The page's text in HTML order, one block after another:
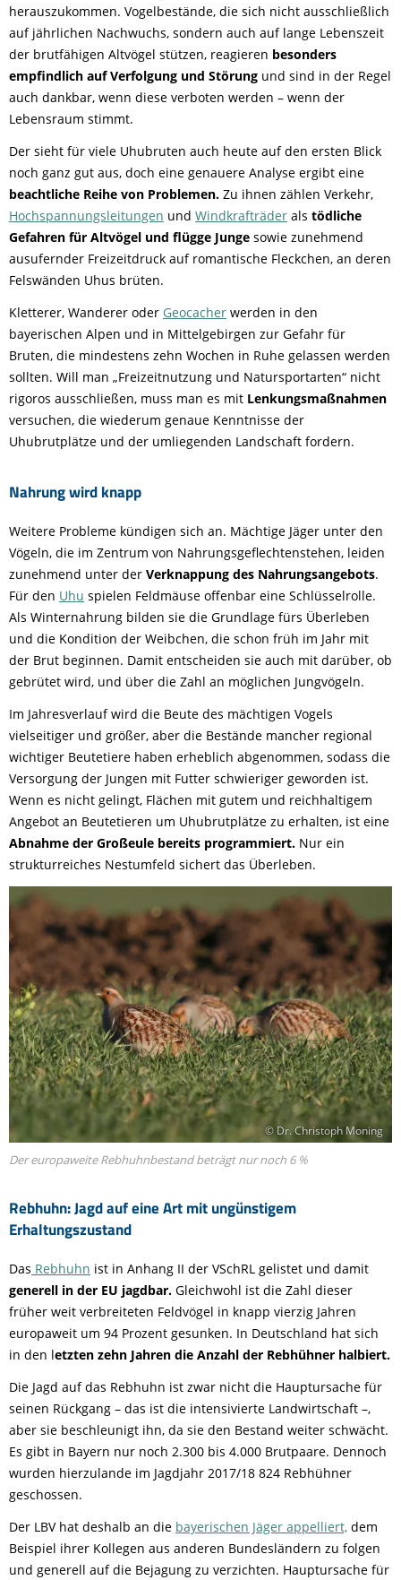
herauszukommen. Vogelbestände, die sich nicht ausschließlich
auf jährlichen Nachwuchs, sondern auch auf lange Lebenszeit
der brutfähigen Altvögel stützen, reagieren besonders
empfindlich auf Verfolgung und Störung und sind in der Regel
auch dankbar, wenn diese verboten werden – wenn der
Lebensraum stimmt.
Der sieht für viele Uhubruten auch heute auf den ersten Blick
noch ganz gut aus, doch eine genauere Analyse ergibt eine
beachtliche Reihe von Problemen. Zu ihnen zählen Verkehr,
Hochspannungsleitungen und Windkrafträder als tödliche
Gefahren für Altvögel und flügge Junge sowie zunehmend
ausufernder Freizeitdruck auf romantische Fleckchen, an deren
Felswänden Uhus brüten.
Kletterer, Wanderer oder Geocacher werden in den
bayerischen Alpen und in Mittelgebirgen zur Gefahr für
Bruten, die mindestens zehn Wochen in Ruhe gelassen werden
sollten. Will man „Freizeitnutzung und Natursportarten“ nicht
rigoros ausschließen, muss man es mit Lenkungsmaßnahmen
versuchen, die wiederum genaue Kenntnisse der
Uhubrutplätze und der umliegenden Landschaft fordern.
Nahrung wird knapp
Weitere Probleme kündigen sich an. Mächtige Jäger unter den
Vögeln, die im Zentrum von Nahrungsgeflechtenstehen, leiden
zunehmend unter der Verknappung des Nahrungsangebots.
Für den Uhu spielen Feldmäuse offenbar eine Schlüsselrolle.
Als Winternahrung bilden sie die Grundlage fürs Überleben
und die Kondition der Weibchen, die schon früh im Jahr mit
der Brut beginnen. Damit entscheiden sie auch mit darüber, ob
gebrütet wird, und über die Zahl an möglichen Jungvögeln.
Im Jahresverlauf wird die Beute des mächtigen Vogels
vielseitiger und größer, aber die Bestände mancher regional
wichtiger Beutetiere haben erheblich abgenommen, sodass die
Versorgung der Jungen mit Futter schwieriger geworden ist.
Wenn es nicht gelingt, Flächen mit gutem und reichhaltigem
Angebot an Beutetieren um Uhubrutplätze zu erhalten, ist eine
Abnahme der Großeule bereits programmiert. Nur ein
strukturreiches Nestumfeld sichert das Überleben.
Rebhuhn: Jagd auf eine Art mit ungünstigem
Erhaltungszustand
© Dr. Christoph Moning
Der europaweite Rebhuhnbestand beträgt nur noch 6 %
Das Rebhuhn ist in Anhang II der VSchRL gelistet und damit
generell in der EU jagdbar. Gleichwohl ist die Zahl dieser
früher weit verbreiteten Feldvögel in knapp vierzig Jahren
europaweit um 94 Prozent gesunken. In Deutschland hat sich
in den letzten zehn Jahren die Anzahl der Rebhühner halbiert.
Die Jagd auf das Rebhuhn ist zwar nicht die Hauptursache für
seinen Rückgang – das ist die intensivierte Landwirtschaft –,
aber sie beschleunigt ihn, da sie den Bestand weiter schwächt.
Es gibt in Bayern nur noch 2.300 bis 4.000 Brutpaare. Dennoch
wurden hierzulande im Jagdjahr 2017/18 824 Rebhühner
geschossen.
Der LBV hat deshalb an die bayerischen Jäger appelliert, dem
Beispiel ihrer Kollegen aus anderen Bundesländern zu folgen
und generell auf die Bejagung zu verzichten. Hauptursache für